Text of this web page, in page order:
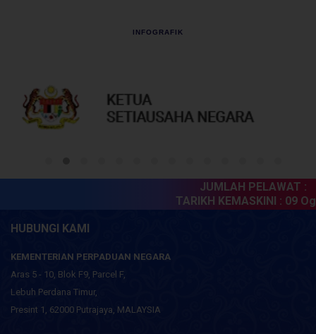
INFOGRAFIK
JUMLAH PELAWAT :
TARIKH KEMASKINI :09
HUBUNGI KAMI
KEMENTERIAN PERPADUAN NEGARA
Aras 5 - 10, Blok F9, Parcel F,
Lebuh Perdana Timur,
Presint 1, 62000 Putrajaya, MALAYSIA